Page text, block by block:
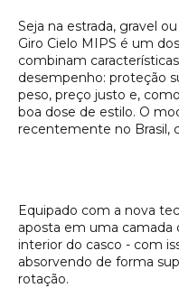
Seja na estrada, gravel
Giro Cielo MIPS é um
combinam
desempenho: proteção
peso, preço justo e,
boa dose de estilo. O
recentemente no Brasil,
Equipado com a nova
aposta em uma camada
interior do casco - com
absorvendo de forma
rotação.